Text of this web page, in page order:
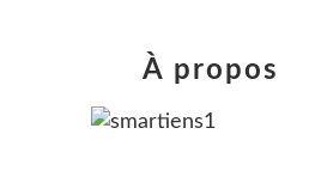
À propos